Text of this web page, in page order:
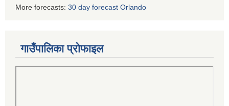
More forecasts: 30 day forecast Orlando
गाउँपालिका प्रोफाइल